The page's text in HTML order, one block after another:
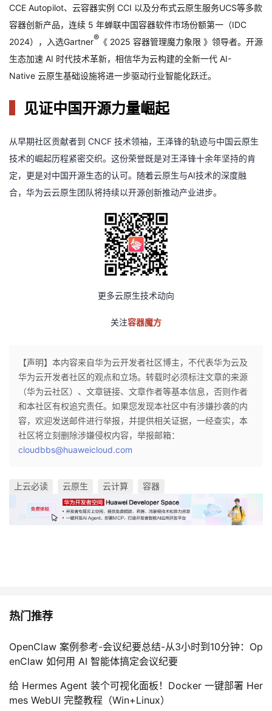
CCE Autopilot、云容器实例 CCI 以及分布式云原生服务UCS等多款
容器创新产品，连续 5 年蝉联中国容器软件市场份额第一（IDC
2024），入选Gartner® 《 2025 容器管理魔力象限 》领导者。开源
生态加速 AI 时代技术革新，相信华为云构建的全新一代 AI-
Native 云原生基础设施将进一步驱动行业智能化跃迁。
见证中国开源力量崛起
从早期社区贡献者到 CNCF 技术领袖，王泽锋的轨迹与中国云原生
技术的崛起历程紧密交织。这份荣誉既是对王泽锋十余年坚持的肯
定，更是对中国开源生态的认可。随着云原生与AI技术的深度融
合，华为云云原生团队将持续以开源创新推动产业进步。
更多云原生技术动向
关注容器魔方
【声明】本内容来自华为云开发者社区博主，不代表华为云及
华为云开发者社区的观点和立场。转载时必须标注文章的来源
（华为云社区）、文章链接、文章作者等基本信息，否则作者
和本社区有权追究责任。如果您发现本社区中有涉嫌抄袭的内
容，欢迎发送邮件进行举报，并提供相关证据，一经查实，本
社区将立刻删除涉嫌侵权内容，举报邮箱：
cloudbbs@huaweicloud.com
上云必读 云原生 云计算 容器
热门推荐
OpenClaw 案例参考-会议纪要总结-从3小时到10分钟：Op
enClaw 如何用 AI 智能体搞定会议纪要
给 Hermes Agent 装个可视化面板！Docker 一键部署 Her
mes WebUI 完整教程（Win+Linux）